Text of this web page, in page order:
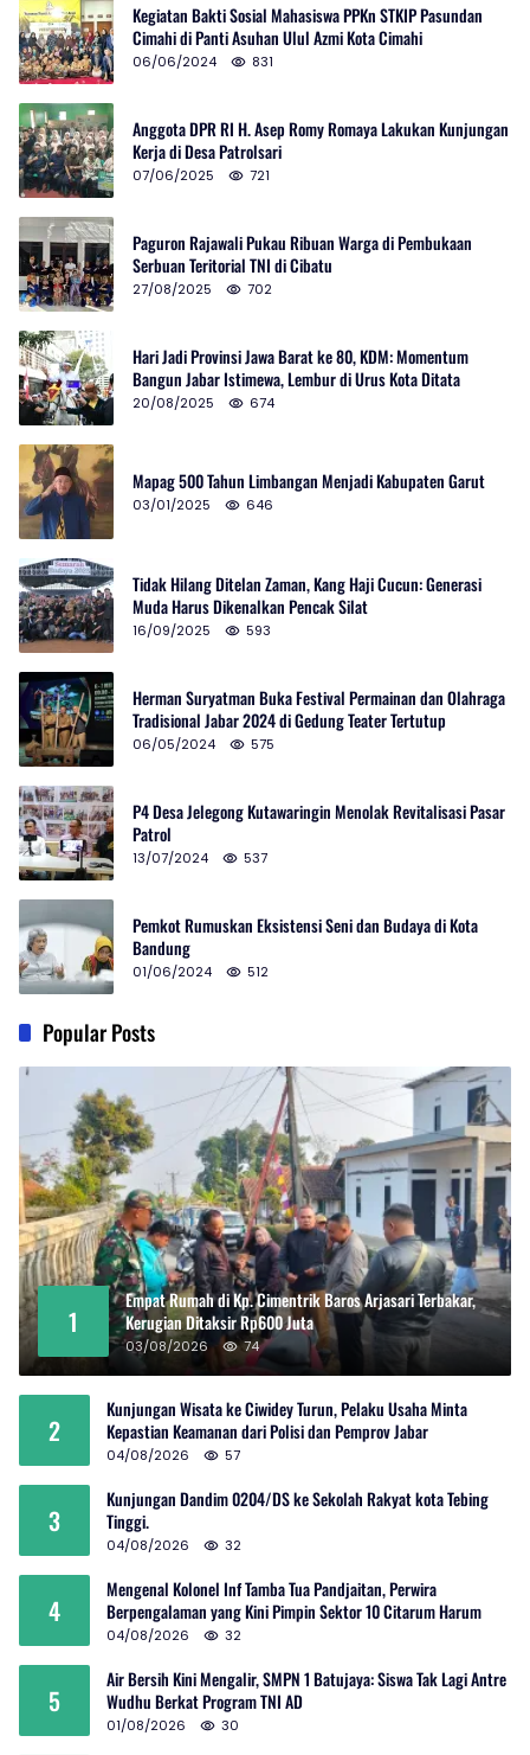
Kegiatan Bakti Sosial Mahasiswa PPKn STKIP Pasundan
Cimahi di Panti Asuhan Ulul Azmi Kota Cimahi
06/06/2024 831
Anggota DPR RI H. Asep Romy Romaya Lakukan Kunjungan
Kerja di Desa Patrolsari
07/06/2025 721
Paguron Rajawali Pukau Ribuan Warga di Pembukaan
Serbuan Teritorial TNI di Cibatu
27/08/2025 702
Hari Jadi Provinsi Jawa Barat ke 80, KDM: Momentum
Bangun Jabar Istimewa, Lembur di Urus Kota Ditata
20/08/2025 674
Mapag 500 Tahun Limbangan Menjadi Kabupaten Garut
03/01/2025 646
Tidak Hilang Ditelan Zaman, Kang Haji Cucun: Generasi
Muda Harus Dikenalkan Pencak Silat
16/09/2025 593
Herman Suryatman Buka Festival Permainan dan Olahraga
Tradisional Jabar 2024 di Gedung Teater Tertutup
06/05/2024 575
P4 Desa Jelegong Kutawaringin Menolak Revitalisasi Pasar
Patrol
13/07/2024 537
Pemkot Rumuskan Eksistensi Seni dan Budaya di Kota
Bandung
01/06/2024 512
Popular Posts
1
Empat Rumah di Kp. Cimentrik Baros Arjasari Terbakar,
Kerugian Ditaksir Rp600 Juta
03/08/2026 74
2
Kunjungan Wisata ke Ciwidey Turun, Pelaku Usaha Minta
Kepastian Keamanan dari Polisi dan Pemprov Jabar
04/08/2026 57
3
Kunjungan Dandim 0204/DS ke Sekolah Rakyat kota Tebing
Tinggi.
04/08/2026 32
4
Mengenal Kolonel Inf Tamba Tua Pandjaitan, Perwira
Berpengalaman yang Kini Pimpin Sektor 10 Citarum Harum
04/08/2026 32
5
Air Bersih Kini Mengalir, SMPN 1 Batujaya: Siswa Tak Lagi Antre
Wudhu Berkat Program TNI AD
01/08/2026 30